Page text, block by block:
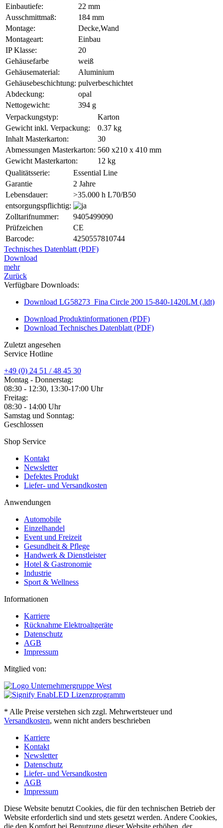
Einbautiefe:
22 mm
Ausschmittmaß:
184 mm
Montage:
Decke,Wand
Montageart:
Einbau
IP Klasse:
20
Gehäusefarbe
weiß
Gehäusematerial:
Aluminium
Gehäusebeschichtung: pulverbeschichtet
Abdeckung:
opal
Nettogewicht:
394 g
Verpackungstyp:
Karton
Gewicht inkl. Verpackung:
0.37 kg
Inhalt Masterkarton:
30
Abmessungen Masterkarton: 560 x210 x 410 mm
Gewicht Masterkarton:
12 kg
Qualitätsserie:
Essential Line
Garantie
2 Jahre
Lebensdauer:
>35.000 h L70/B50
entsorgungspflichtig:
Zolltarifnummer:
9405499090
Prüfzeichen
CE
Barcode:
4250557810744
Technisches Datenblatt (PDF)
Download
mehr
Zurück
Verfügbare Downloads:
Download LG58273_Fina Circle 200 15-840-1420LM (.ldt)
Download Produktinformationen (PDF)
Download Technisches Datenblatt (PDF)
Zuletzt angesehen
Service Hotline
+49 (0) 24 51 / 48 45 30
Montag - Donnerstag:
08:30 - 12:30, 13:30-17:00 Uhr
Freitag:
08:30 - 14:00 Uhr
Samstag und Sonntag:
Geschlossen
Shop Service
Kontakt
Newsletter
Defektes Produkt
Liefer- und Versandkosten
Anwendungen
Automobile
Einzelhandel
Event und Freizeit
Gesundheit & Pflege
Handwerk & Dienstleister
Hotel & Gastronomie
Industrie
Sport & Wellness
Informationen
Karriere
Rücknahme Elektroaltgeräte
Datenschutz
AGB
Impressum
Mitglied von:
* Alle Preise verstehen sich zzgl. Mehrwertsteuer und
Versandkosten, wenn nicht anders beschrieben
Karriere
Kontakt
Newsletter
Datenschutz
Liefer- und Versandkosten
AGB
Impressum
Diese Website benutzt Cookies, die für den technischen Betrieb der
Website erforderlich sind und stets gesetzt werden. Andere Cookies,
die den Komfort bei Benutzung dieser Website erhöhen, der